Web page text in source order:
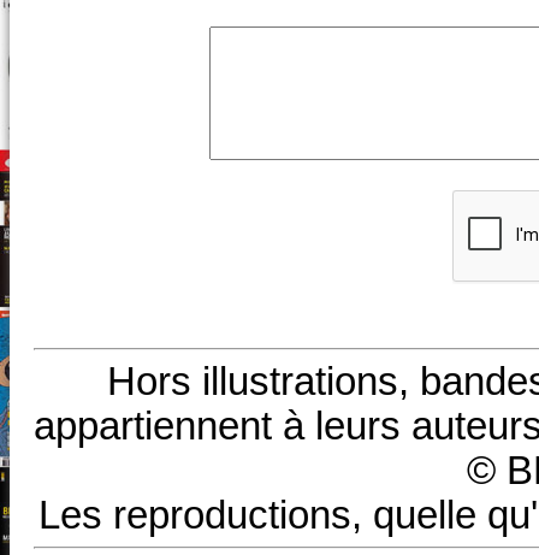
Hors illustrations,
appartiennent à leurs
©
Les reproductions, quelle